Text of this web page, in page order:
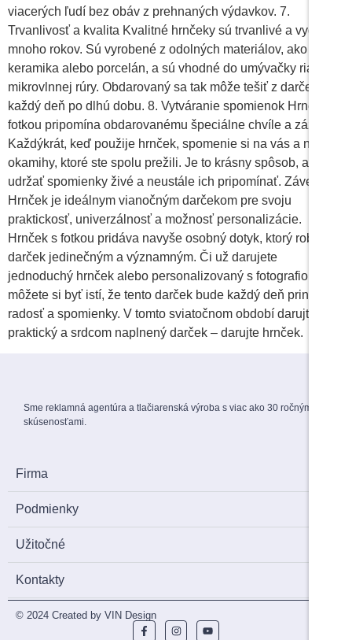
viacerých ľudí bez obáv z prehnaných výdavkov. 7.
Trvanlivosť a kvalita Kvalitné hrnčeky sú trvanlivé a vydržia
mnoho rokov. Sú vyrobené z odolných materiálov, ako je
keramika alebo porcelán, a sú vhodné do umývačky riadu i
mikrovlnnej rúry. Obdarovaný sa tak môže tešiť z darčeka
každý deň po dlhú dobu. 8. Vytváranie spomienok Hrnček s
fotkou pripomína obdarovanému špeciálne chvíle a zážitky.
Každýkrát, keď použije hrnček, spomenie si na vás a na
okamihy, ktoré ste spolu prežili. Je to krásny spôsob, ako
udržať spomienky živé a neustále ich pripomínať. Záver
Hrnček je ideálnym vianočným darčekom pre svoju
praktickosť, univerzálnosť a možnosť personalizácie.
Hrnček s fotkou pridáva navyše osobný dotyk, ktorý robí
darček jedinečným a významným. Či už darujete
jednoduchý hrnček alebo personalizovaný s fotografiou,
môžete si byť istí, že tento darček bude každý deň prinášať
radosť a spomienky. V tomto sviatočnom období darujte
praktický a srdcom naplnený darček – darujte hrnček.
Sme reklamná agentúra a tlačiarenská výroba s viac ako 30 ročnými
skúsenosťami.
Firma
Podmienky
Užitočné
Kontakty
© 2024 Created by VIN Design